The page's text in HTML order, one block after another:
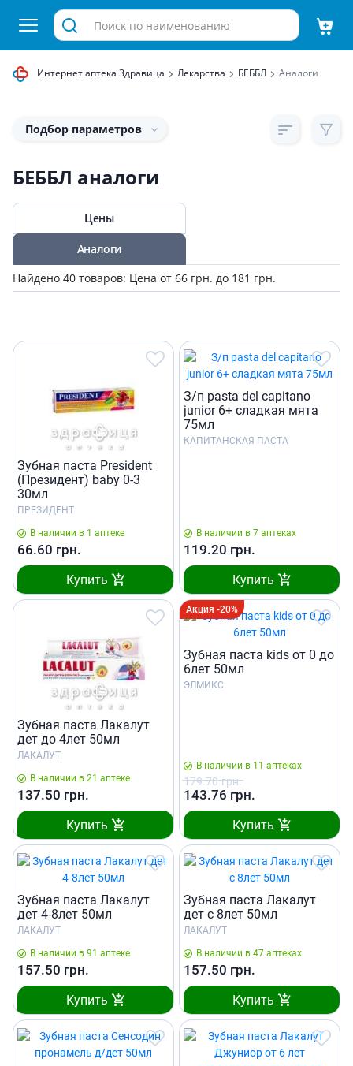
Интернет аптека Здравица Лекарства БЕББЛ Аналоги
Подбор параметров
БЕББЛ аналоги
Цены
Аналоги
Найдено 40 товаров: Цена от 66 грн. до 181 грн.
Зубная паста President
(Президент) baby 0-3
30мл
ПРЕЗИДЕНТ
В наличии в 1 аптеке
66.60 грн.
Купить
З/п pasta del capitano
junior 6+ сладкая мята
75мл
КАПИТАНСКАЯ ПАСТА
В наличии в 7 аптеках
119.20 грн.
Купить
Зубная паста Лакалут
дет до 4лет 50мл
ЛАКАЛУТ
В наличии в 21 аптеке
137.50 грн.
Купить
Акция -20%
Зубная паста kids от 0 до
6лет 50мл
ЭЛМИКС
В наличии в 11 аптеках
179.70 грн.
143.76 грн.
Купить
Зубная паста Лакалут
дет 4-8лет 50мл
ЛАКАЛУТ
В наличии в 91 аптеке
157.50 грн.
Купить
Зубная паста Лакалут
дет c 8лет 50мл
ЛАКАЛУТ
В наличии в 47 аптеках
157.50 грн.
Купить